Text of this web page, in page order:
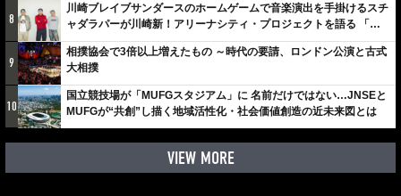
8
川崎ブレイブサンダースのホームゲームで音楽演出を手掛けるスチ
ャダラパーが川崎新！アリーナシティ・プロジェクトを語る 「楽
しみでしかないでしょ。川崎は、ずっと成長曲線だから」
9
相撲協会で3倍以上増えたもの ～時代の要請、ロンドン公演と古式
大相撲
10
国立競技場が「MUFGスタジアム」に 名前だけではない…JNSEと
MUFGが“共創”し描く地域活性化・社会価値創造の近未来図とは
VIEW MORE